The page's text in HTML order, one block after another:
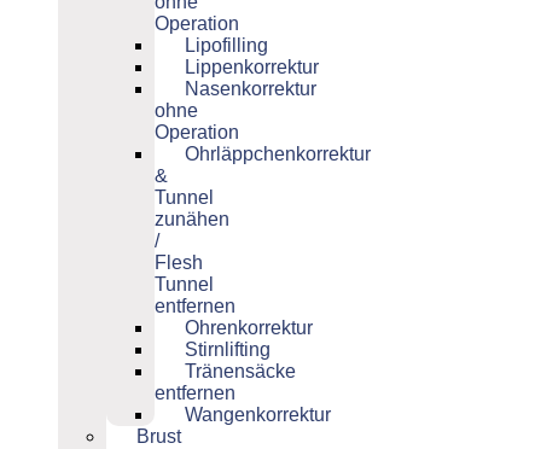
Operation
Lipofilling
Lippenkorrektur
Nasenkorrektur
ohne
Operation
Ohrläppchenkorrektur
&
Tunnel
zunähen
/
Flesh
Tunnel
entfernen
Ohrenkorrektur
Stirnlifting
Tränensäcke
entfernen
Wangenkorrektur
Brust